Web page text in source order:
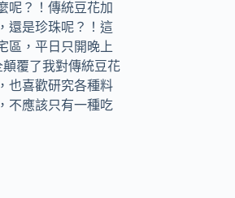
呢？！傳統豆花加
還是珍珠呢？！這
區，平日只開晚上
顛覆了我對傳統豆花
也喜歡研究各種料
不應該只有一種吃